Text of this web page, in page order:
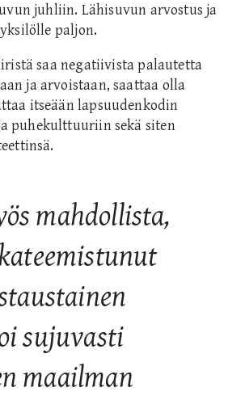
juhliin. Lähisuvun arvostus ja
paljon.
saa negatiivista palautetta
ja arvoistaan, saattaa olla
itseään lapsuudenkodin
puhekulttuuriin sekä siten
mahdollista,
sujuvasti
maailman